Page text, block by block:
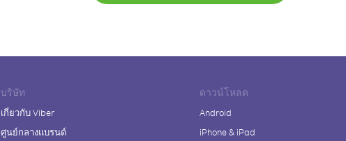
บริษัท
เกี่ยวกับ Viber
ศูนย์กลางแบรนด์
ดาวน์โหลด
Android
iPhone & iPad